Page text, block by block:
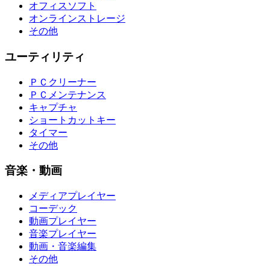
オフィスソフト
オンラインストレージ
その他
ユーティリティ
ＰＣクリーナー
ＰＣメンテナンス
キャプチャ
ショートカットキー
タイマー
その他
音楽・動画
メディアプレイヤー
コーデック
動画プレイヤー
音楽プレイヤー
動画・音楽編集
その他